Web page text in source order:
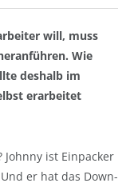
will, muss
Wie
deshalb im
erarbeitet
Johnny ist Einpacker
er hat das Down-